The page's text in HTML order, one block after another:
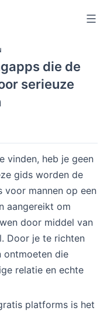
die de
serieuze
vinden, heb je geen
gids worden de
mannen op een
aangereikt om
door middel van
Door je te richten
ontmoeten die
relatie en echte
platforms is het